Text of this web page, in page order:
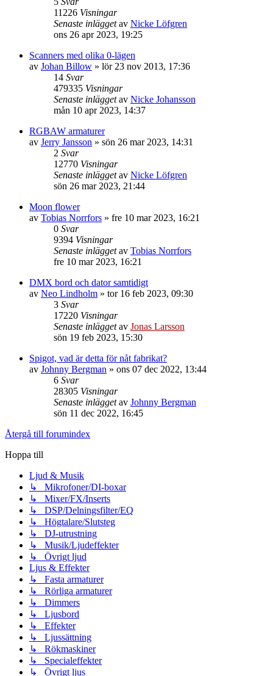
11226 Visningar
Senaste inläggetav Nicke Löfgren
ons 26 apr 2023, 19:25
Scanners med olika 0-lägen
av Johan Billow » lör 23 nov 2013, 17:36
14 Svar
479335 Visningar
Senaste inläggetav Nicke Johansson
mån 10 apr 2023, 14:37
RGBAW armaturer
av Jerry Jansson » sön 26 mar 2023, 14:31
2 Svar
12770 Visningar
Senaste inläggetav Nicke Löfgren
sön 26 mar 2023, 21:44
Moon flower
av Tobias Norrfors » fre 10 mar 2023, 16:21
0 Svar
9394 Visningar
Senaste inläggetav Tobias Norrfors
fre 10 mar 2023, 16:21
DMX bord och dator samtidigt
av Neo Lindholm » tor 16 feb 2023, 09:30
3 Svar
17220 Visningar
Senaste inläggetav Jonas Larsson
sön 19 feb 2023, 15:30
Spigot, vad är detta för nåt fabrikat?
av Johnny Bergman » ons 07 dec 2022, 13:44
6 Svar
28305 Visningar
Senaste inläggetav Johnny Bergman
sön 11 dec 2022, 16:45
Återgå till forumindex
Hoppa till
Ljud & Musik
↳ Mikrofoner/DI-boxar
↳ Mixer/FX/Inserts
↳ DSP/Delningsfilter/EQ
↳ Högtalare/Slutsteg
↳ DJ-utrustning
↳ Musik/Ljudeffekter
↳ Övrigt ljud
Ljus & Effekter
↳ Fasta armaturer
↳ Rörliga armaturer
↳ Dimmers
↳ Ljusbord
↳ Effekter
↳ Ljussättning
↳ Rökmaskiner
↳ Specialeffekter
↳ Övrigt ljus